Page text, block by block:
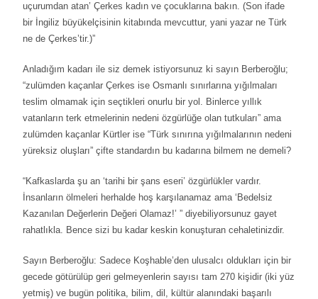
uçurumdan atan’ Çerkes kadın ve çocuklarına bakın. (Son ifade
bir İngiliz büyükelçisinin kitabında mevcuttur, yani yazar ne Türk
ne de Çerkes’tir.)”
Anladığım kadarı ile siz demek istiyorsunuz ki sayın Berberoğlu;
“zulümden kaçanlar Çerkes ise Osmanlı sınırlarına yığılmaları
teslim olmamak için seçtikleri onurlu bir yol. Binlerce yıllık
vatanların terk etmelerinin nedeni özgürlüğe olan tutkuları” ama
zulümden kaçanlar Kürtler ise “Türk sınırına yığılmalarının nedeni
yüreksiz oluşları” çifte standardın bu kadarına bilmem ne demeli?
“Kafkaslarda şu an ‘tarihi bir şans eseri’ özgürlükler vardır.
İnsanların ölmeleri herhalde hoş karşılanamaz ama ‘Bedelsiz
Kazanılan Değerlerin Değeri Olamaz!’ ” diyebiliyorsunuz gayet
rahatlıkla. Bence sizi bu kadar keskin konuşturan cehaletinizdir.
Sayın Berberoğlu: Sadece Koşhable’den ulusalcı oldukları için bir
gecede götürülüp geri gelmeyenlerin sayısı tam 270 kişidir (iki yüz
yetmiş) ve bugün politika, bilim, dil, kültür alanındaki başarılı